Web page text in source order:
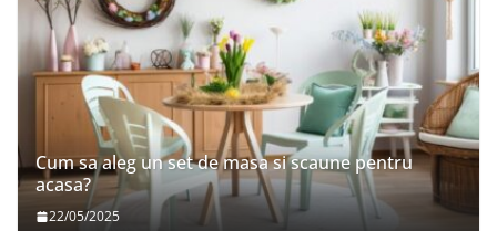
Cum sa aleg un set de masa si scaune pentru
acasa?
22/05/2025